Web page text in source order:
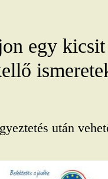
egy
után